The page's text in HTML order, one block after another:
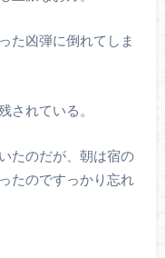
た凶弾に倒れてしま
されている。
たのだが、朝は宿の
たのですっかり忘れ